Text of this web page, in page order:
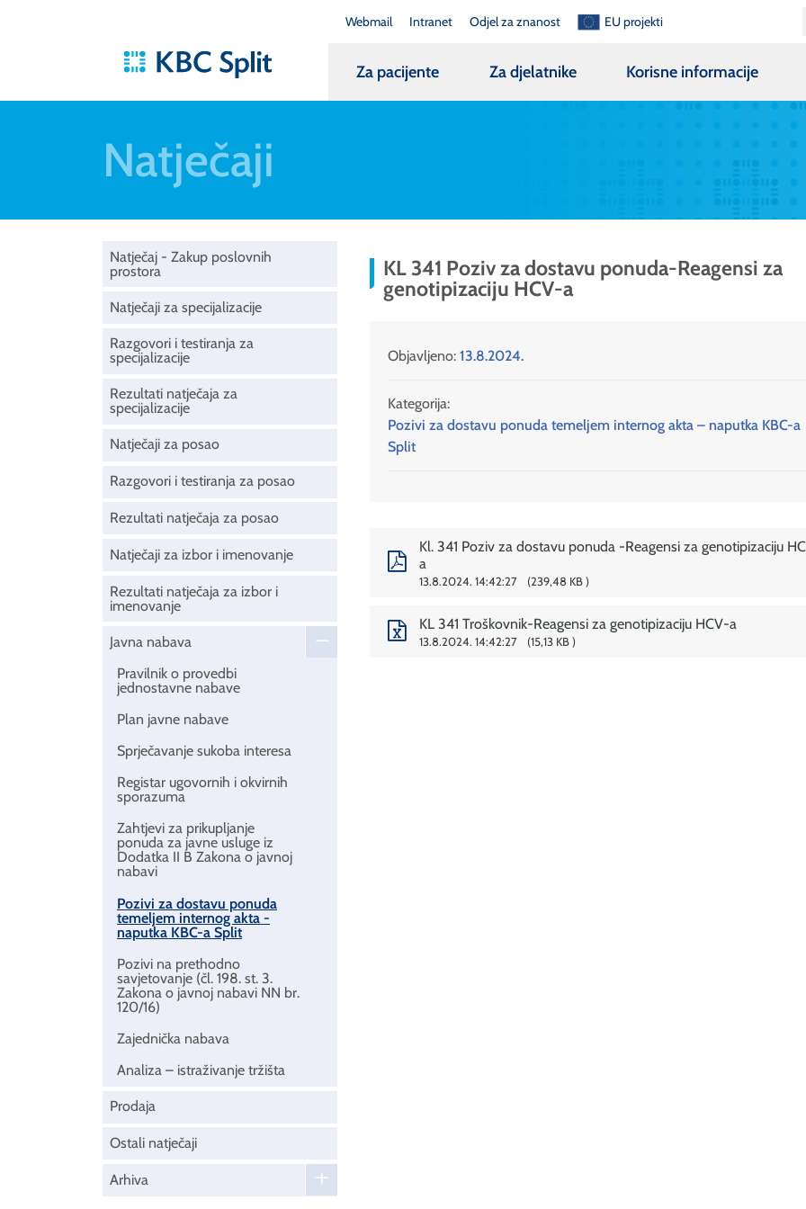
Webmail Intranet Odjel za znanost EU projekti
Za pacijente Za djelatnike Korisne informacije
Natječaji
Natječaj - Zakup poslovnih
prostora
Natječaji za specijalizacije
Razgovori i testiranja za
specijalizacije
Rezultati natječaja za
specijalizacije
Natječaji za posao
Razgovori i testiranja za posao
Rezultati natječaja za posao
Natječaji za izbor i imenovanje
Rezultati natječaja za izbor i
imenovanje
Javna nabava
Pravilnik o provedbi
jednostavne nabave
Plan javne nabave
Sprječavanje sukoba interesa
Registar ugovornih i okvirnih
sporazuma
Zahtjevi za prikupljanje
ponuda za javne usluge iz
Dodatka II B Zakona o javnoj
nabavi
Pozivi za dostavu ponuda
temeljem internog akta -
naputka KBC-a Split
Pozivi na prethodno
savjetovanje (čl. 198. st. 3.
Zakona o javnoj nabavi NN br.
120/16)
Zajednička nabava
Analiza – istraživanje tržišta
Prodaja
Ostali natječaji
Arhiva
KL 341 Poziv za dostavu ponuda-Reagensi za
genotipizaciju HCV-a
Objavljeno: 13.8.2024.
Kategorija:
Pozivi za dostavu ponuda temeljem internog akta – naputka KBC-a
Split
Kl. 341 Poziv za dostavu ponuda -Reagensi za genotipizaciju
a
13.8.2024. 14:42:27 239,48 KB
KL 341 Troškovnik-Reagensi za genotipizaciju HCV-a
13.8.2024. 14:42:27 15,13 KB